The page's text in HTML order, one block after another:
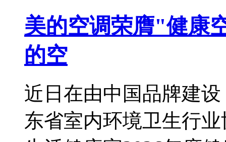
美的空调荣膺"健康
的空
近日在由中国品牌建
东省室内环境卫生行